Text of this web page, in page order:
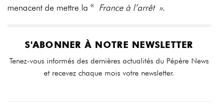
menacent de mettre la « France à l’arrêt ».
S'ABONNER À NOTRE NEWSLETTER
Tenez-vous informés des dernières actualités du Pépère News
et recevez chaque mois votre newsletter.